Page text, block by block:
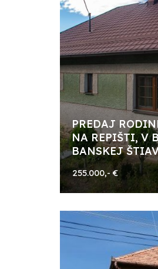
PREDAJ
NA REPIŠTI, V
BANSKEJ
255.000,- €